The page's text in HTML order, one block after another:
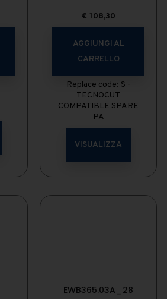
€ 108,30
AGGIUNGI AL
CARRELLO
Replace code: S -
TECNOCUT
COMPATIBLE SPARE
PA
VISUALIZZA
EWB365.03A_28